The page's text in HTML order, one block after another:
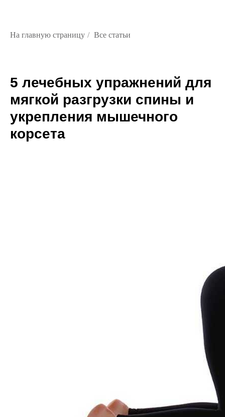
На главную страницу / Все статьи
5 лечебных упражнений для
мягкой разгрузки спины и
укрепления мышечного
корсета